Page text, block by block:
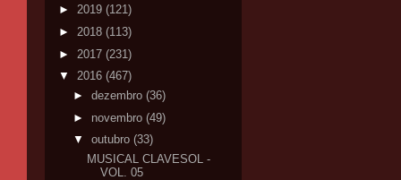
► 2019 (121)
► 2018 (113)
► 2017 (231)
▼ 2016 (467)
► dezembro (36)
► novembro (49)
▼ outubro (33)
MUSICAL CLAVESOL -
VOL. 05